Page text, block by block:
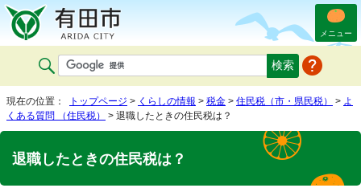
メニュー
現在の位置： トップページ > くらしの情報 > 税金 > 住民税（市・県民税） > よ
くある質問 （住民税）
> 退職したときの住民税は？
退職したときの住民税は？